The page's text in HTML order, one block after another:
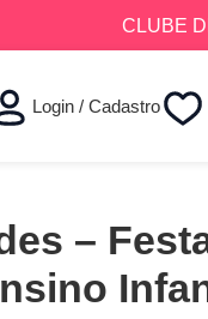
CLUBE
Login / Cadastro
–